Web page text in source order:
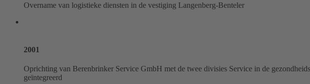
Overname van logistieke diensten in de vestiging Langenberg-Benteler
2001
Oprichting van Berenbrinker Service GmbH met de twee divisies Service in de
geïntegreerd